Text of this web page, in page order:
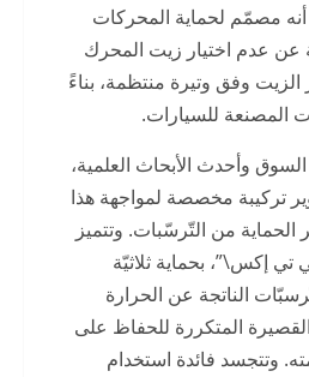
أنه مصمّم لحماية المحركات
عن عدم اختيار زيت المحرك
وفق وتيرة منتظمة، بناءً
المصنعة للسيارات.
وأحدث الأبحاث العلمية،
تركيبة مخصصة لمواجهة هذا
الحماية من التّرسّبات. وتتميز
إكس\”، بحماية ثلاثيّة
الناتجة عن الحرارة
المتكررة للحفاظ على
وتتجسد فائدة استخدام